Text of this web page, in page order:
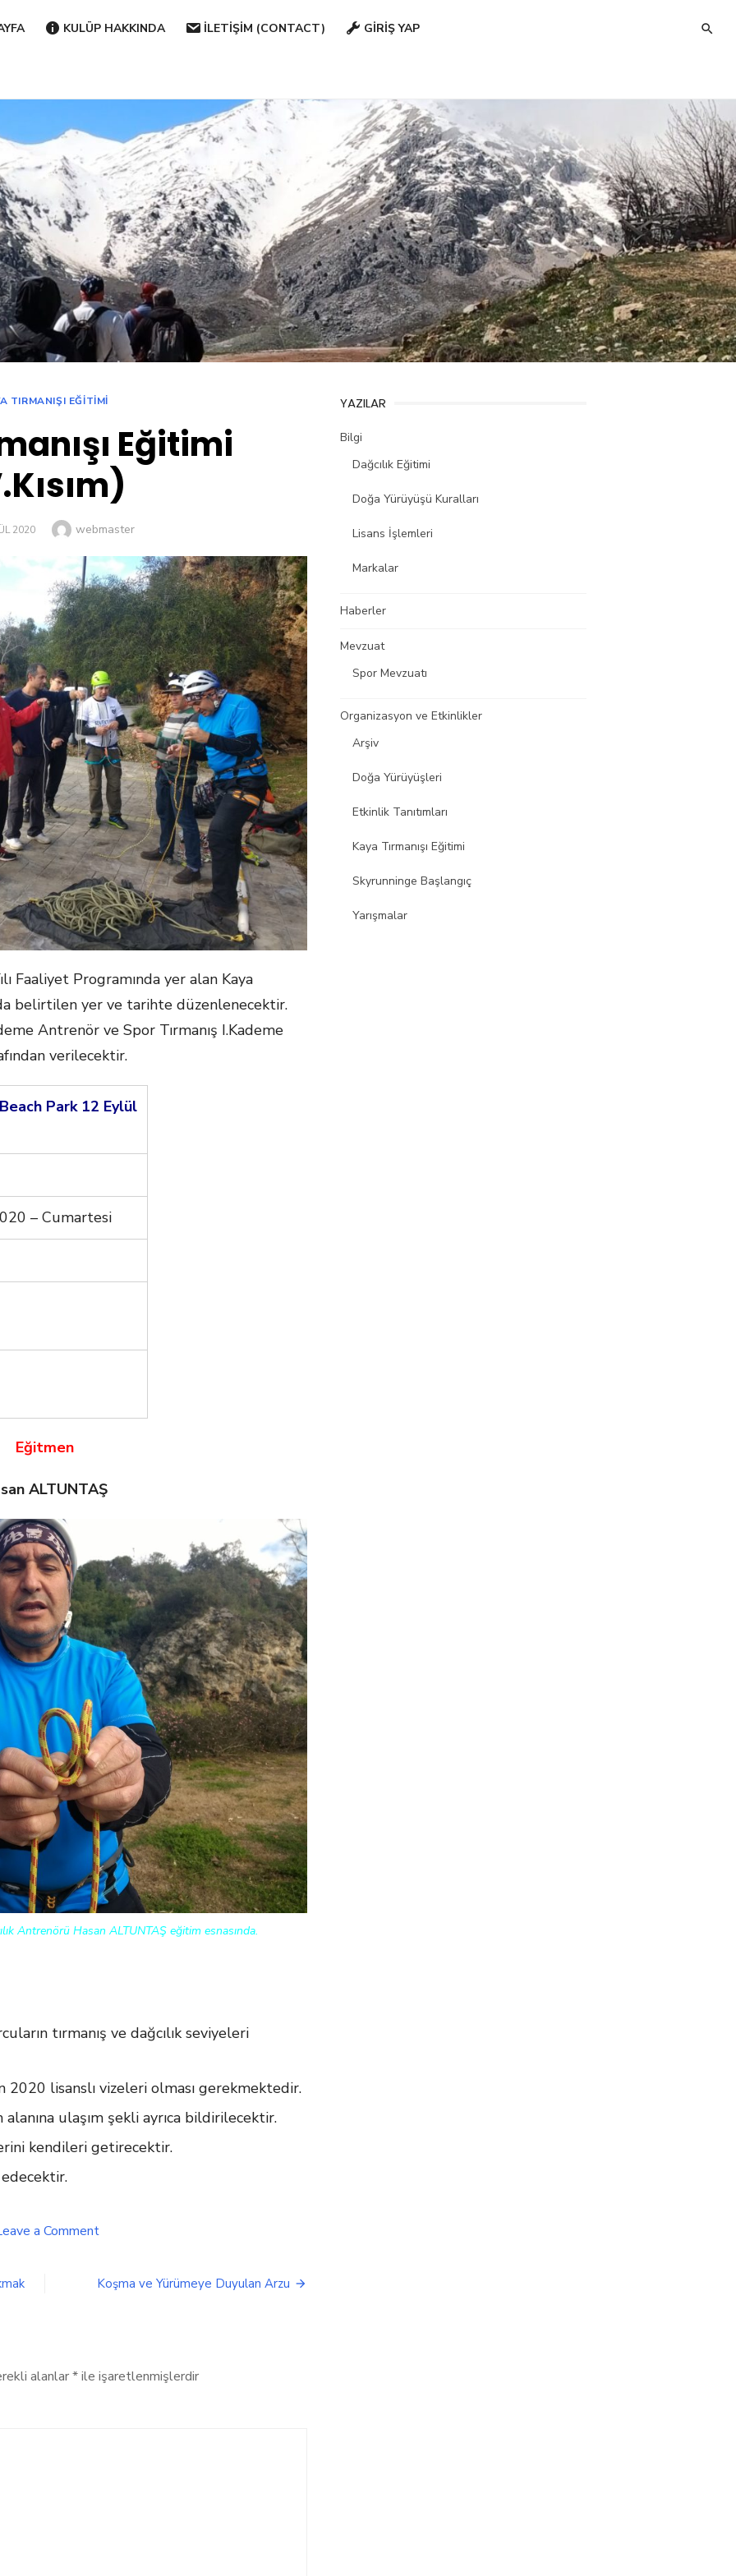
KULÜP HAKKINDA İLETIŞIM (CONTACT) GIRIŞ YAP
TIRMANIŞI EĞITIMI
Eğitimi
2020 Author
webmaster
Faaliyet Programında yer alan Kaya
belirtilen yer ve tarihte düzenlenecektir.
Antrenör ve Spor Tırmanış I.Kademe
verilecektir.
Park 12 Eylül
– Cumartesi
Eğitmen
ALTUNTAŞ
Antrenörü Hasan ALTUNTAŞ eğitim esnasında.
tırmanış ve dağcılık seviyeleri
2020 lisanslı vizeleri olması gerekmektedir.
ulaşım şekli ayrıca bildirilecektir.
kendileri getirecektir.
edecektir.
a Commenton
Eğitimi
(V.Kısım)
Koşma ve Yürümeye Duyulan Arzu
alanlar*ile işaretlenmişlerdir
YAZILAR
Bilgi
Dağcılık Eğitimi
Doğa Yürüyüşü Kuralları
Lisans İşlemleri
Markalar
Haberler
Mevzuat
Spor Mevzuatı
Organizasyon ve Etkinlikler
Arşiv
Doğa Yürüyüşleri
Etkinlik Tanıtımları
Kaya Tırmanışı Eğitimi
Skyrunninge Başlangıç
Yarışmalar